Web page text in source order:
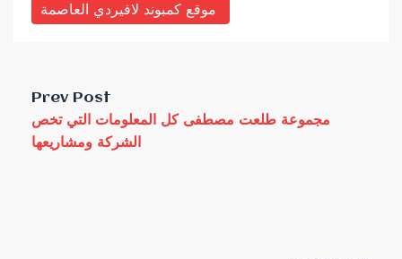
Prev Post
مجموعة طلعت مصطفى كل المعلومات التي تخص
الشركة ومشاريعها